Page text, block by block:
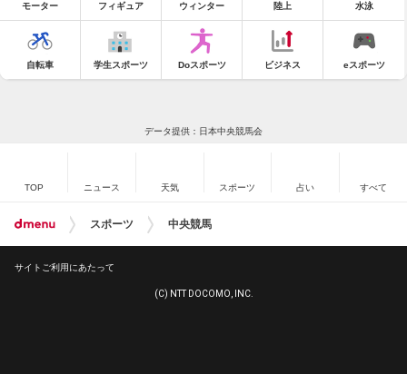
モーター フィギュア ウィンター 陸上 水泳
自転車 学生スポーツ Doスポーツ ビジネス eスポーツ
データ提供：日本中央競馬会
TOP ニュース 天気 スポーツ 占い すべて
スポーツ 中央競馬
サイトご利用にあたって
(C) NTT DOCOMO, INC.